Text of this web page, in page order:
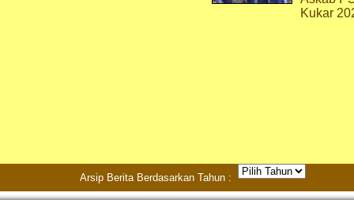
Kukar
Arsip Berita Berdasarkan Tahun :